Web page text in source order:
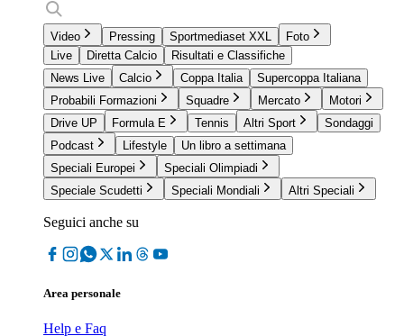
Video Pressing Sportmediaset XXL
Foto
Live
Diretta Calcio
Risultati e Classifiche
News Live
Calcio Coppa Italia
Supercoppa Italiana
Probabili Formazioni
Squadre Mercato
Motori
Drive UP
Formula E Tennis Altri Sport
Sondaggi
Podcast
Lifestyle
Un libro a settimana
Speciali Europei
Speciali Olimpiadi
Speciale Scudetti
Speciali Mondiali Altri Speciali
Seguici anche su
Area personale
Help e Faq